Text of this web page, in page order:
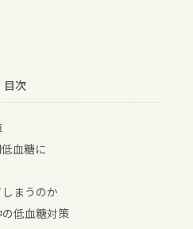
目次
血糖に
まうのか
低血糖対策